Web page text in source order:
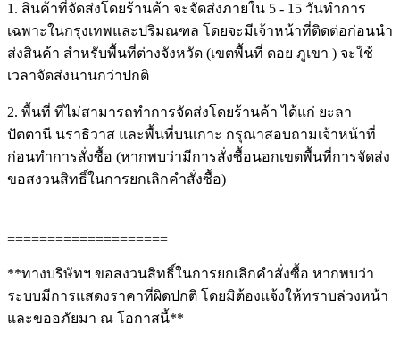
1. สินค้าที่จัดส่งโดยร้านค้า จะจัดส่งภายใน 5 - 15 วันทำการ
เฉพาะในกรุงเทพและปริมณฑล โดยจะมีเจ้าหน้าที่ติดต่อก่อนนำ
ส่งสินค้า สำหรับพื้นที่ต่างจังหวัด (เขตพื้นที่ ดอย ภูเขา ) จะใช้
เวลาจัดส่งนานกว่าปกติ
2. พื้นที่ ที่ไม่สามารถทำการจัดส่งโดยร้านค้า ได้แก่ ยะลา
ปัตตานี นราธิวาส และพื้นที่บนเกาะ กรุณาสอบถามเจ้าหน้าที่
ก่อนทำการสั่งซื้อ (หากพบว่ามีการสั่งซื้อนอกเขตพื้นที่การจัดส่ง
ขอสงวนสิทธิ์ในการยกเลิกคำสั่งซื้อ)
====================
**ทางบริษัทฯ ขอสงวนสิทธิ์ในการยกเลิกคำสั่งซื้อ หากพบว่า
ระบบมีการแสดงราคาที่ผิดปกติ โดยมิต้องแจ้งให้ทราบล่วงหน้า
และขออภัยมา ณ โอกาสนี้**